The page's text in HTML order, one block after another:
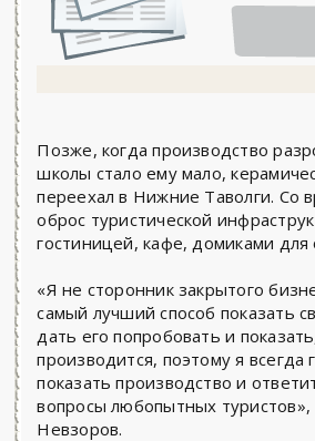
Позже, когда производство
школы стало ему мало,
переехал в Нижние Таволги. Со
оброс туристической
гостиницей, кафе, домиками для
«Я не сторонник закрытого
самый лучший способ показать
дать его попробовать и
производится, поэтому я всегда
показать производство и
вопросы любопытных
Невзоров.